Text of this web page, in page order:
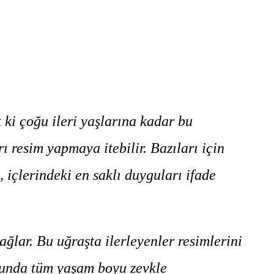
ki çoğu ileri yaşlarına kadar bu
resim yapmaya itebilir. Bazıları için
içlerindeki en saklı duyguları ifade
Bu uğraşta ilerleyenler resimlerini
tüm yaşam boyu zevkle